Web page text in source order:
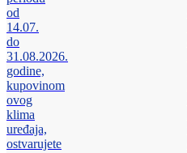
od
14.07.
do
31.08.2026.
godine,
kupovinom
ovog
klima
uređaja,
ostvarujete